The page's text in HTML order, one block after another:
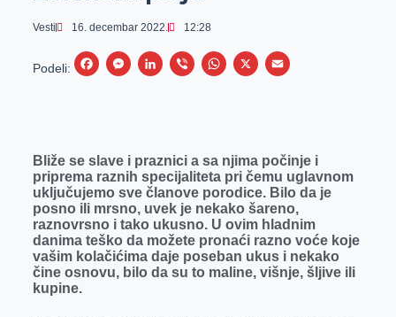
Vesti 16. decembar 2022. 12:28
Podeli:
F
b
o
o
k
M
e
n
g
e
r
L
e
d
I
n
V
r
W
s
A
p
p
X
E
l
Bliže se slave i praznici a sa njima počinje i
priprema raznih specijaliteta pri čemu uglavnom
uključujemo sve članove porodice. Bilo da je
posno ili mrsno, uvek je nekako šareno,
raznovrsno i tako ukusno. U ovim hladnim
danima teško da možete pronaći razno voće koje
vašim kolačićima daje poseban ukus i nekako
čine osnovu, bilo da su to maline, višnje, šljive ili
kupine.